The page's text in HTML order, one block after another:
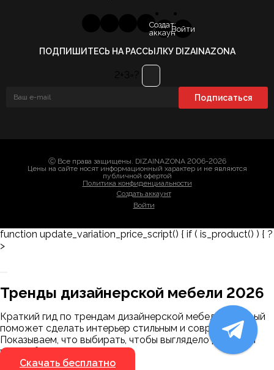
Создать
аккаунтВойти
ПОДПИШИТЕСЬ НА РАССЫЛКУ DIZAINAZONA
2+3=?
Ⓒ Все права защищены. DIZAINAZONA 2006-2026
Цены на сайте носят информационный характер и не являются
публичной офертой
Политика конфиденциальности
Создать аккаунт
Войти
Я не робот
Мы пришлём ссылку для скачивания на
указанный номер
Я не робот
function update_variation_price_script() { if ( is_product() ) { ?
>
Тренды дизайнерской мебели 2026
Краткий гид по трендам дизайнерской мебели, который
поможет сделать интерьер стильным и современным.
Показываем, что выбирать, чтобы выглядело дорого, и
чего избегать.
Скачать бесплатно